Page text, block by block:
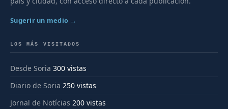
Sugerir un medio →
LOS MÁS VISITADOS
Desde Soria 300 vistas
Diario de Soria 250 vistas
Jornal de Notícias 200 vistas